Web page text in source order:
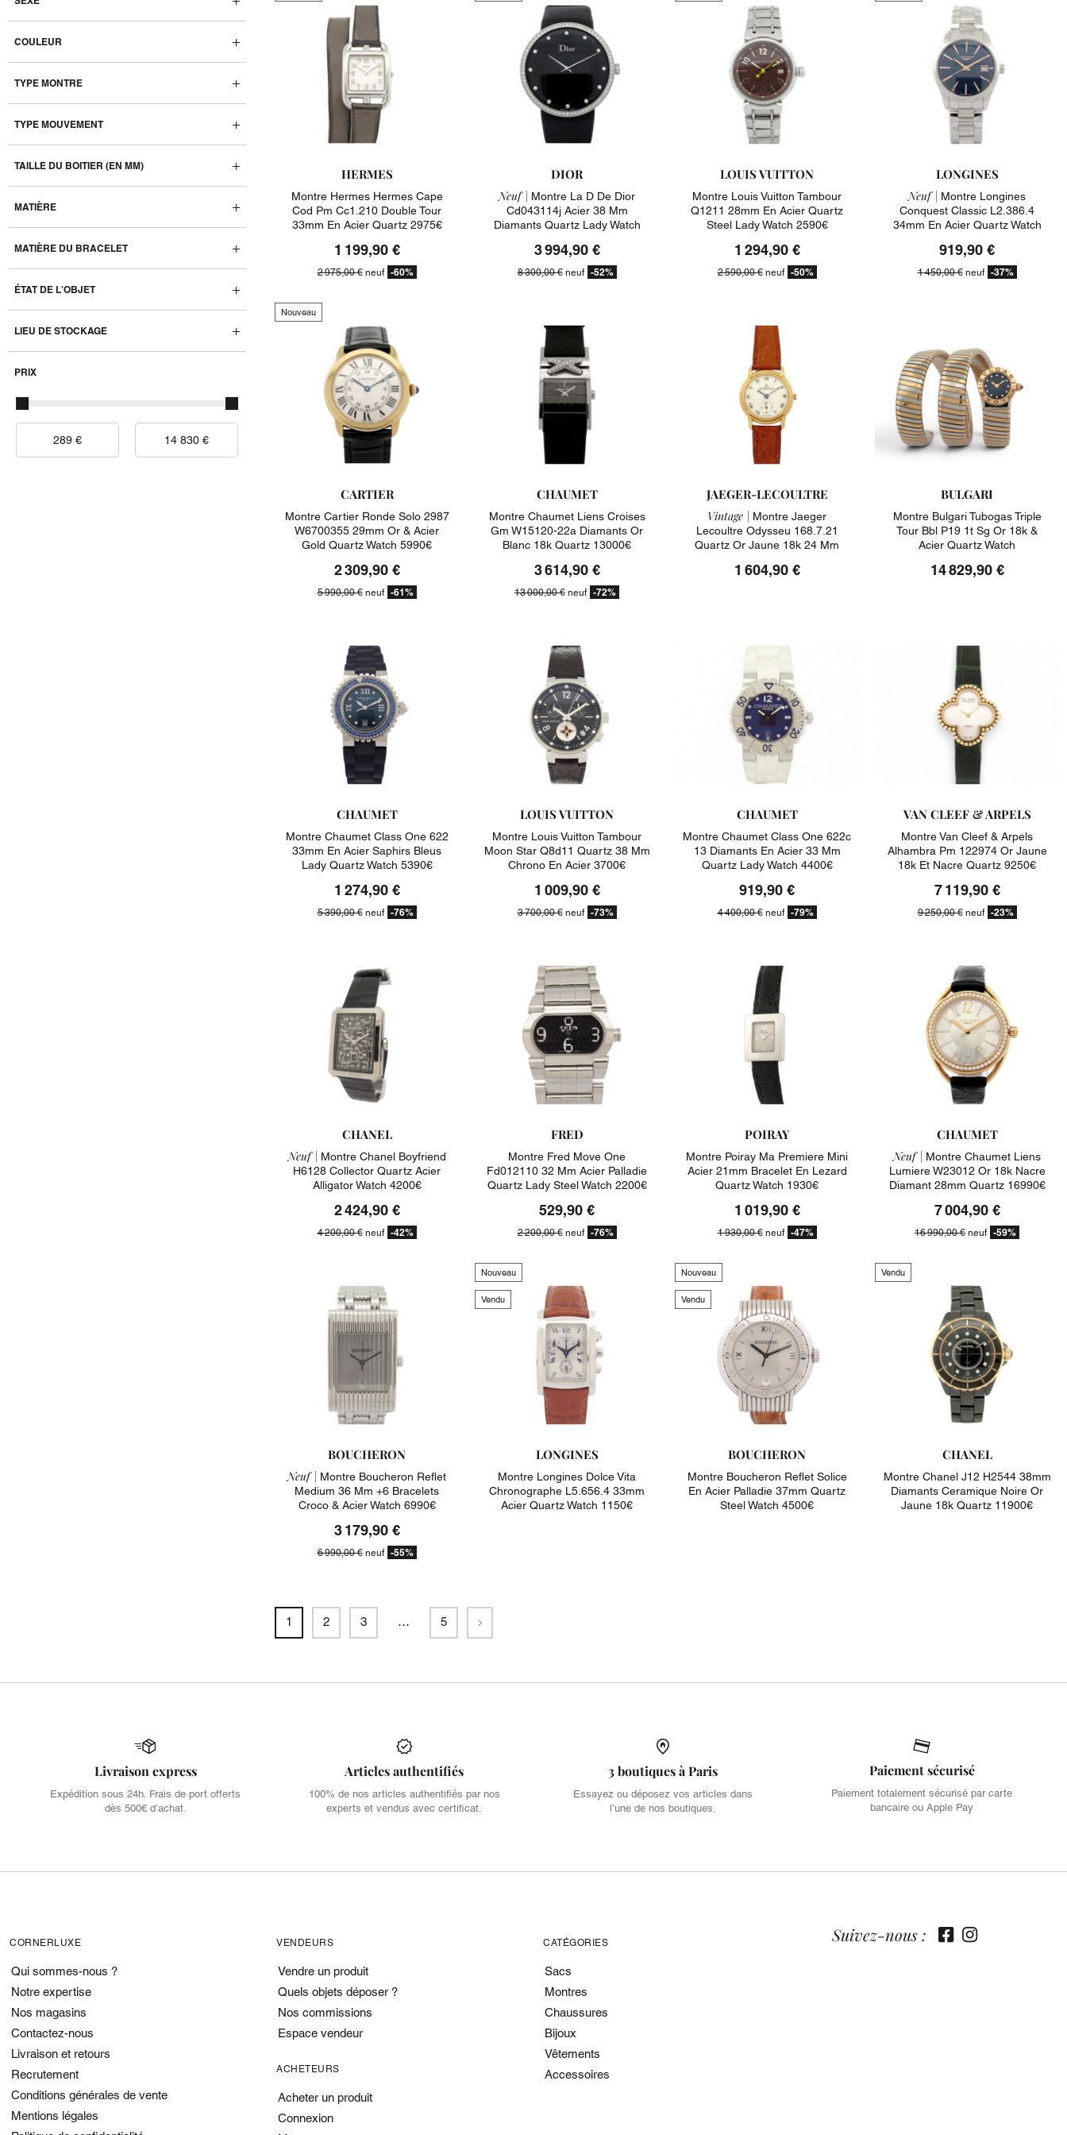
COULEUR
TYPE MONTRE
TYPE MOUVEMENT
TAILLE DU BOITIER (EN MM)
MATIÈRE
MATIÈRE DU BRACELET
ÉTAT DE L'OBJET
LIEU DE STOCKAGE
PRIX
HERMES
Montre Hermes Hermes Cape
Cod Pm Cc1.210 Double Tour
33mm En Acier Quartz 2975€
1 199,90 €
2 975,00 €neuf -60%
DIOR
Neuf | Montre La D De Dior
Cd043114j Acier 38 Mm
Diamants Quartz Lady Watch
3 994,90 €
8 300,00 €neuf -52%
LOUIS VUITTON
Montre Louis Vuitton Tambour
Q1211 28mm En Acier Quartz
Steel Lady Watch 2590€
1 294,90 €
2 590,00 €neuf -50%
LONGINES
Neuf | Montre Longines
Conquest Classic L2.386.4
34mm En Acier Quartz Watch
919,90 €
1 450,00 €neuf -37%
Nouveau
CARTIER
Montre Cartier Ronde Solo 2987
W6700355 29mm Or & Acier
Gold Quartz Watch 5990€
2 309,90 €
5 990,00 €neuf -61%
CHAUMET
Montre Chaumet Liens Croises
Gm W15120-22a Diamants Or
Blanc 18k Quartz 13000€
3 614,90 €
13 000,00 € neuf -72%
JAEGER-LECOULTRE
Vintage | Montre Jaeger
Lecoultre Odysseu 168.7.21
Quartz Or Jaune 18k 24 Mm
1 604,90 €
BULGARI
Montre Bulgari Tubogas Triple
Tour Bbl P19 1t Sg Or 18k &
Acier Quartz Watch
14 829,90 €
CHAUMET
Montre Chaumet Class One 622
33mm En Acier Saphirs Bleus
Lady Quartz Watch 5390€
1 274,90 €
5 390,00 €neuf -76%
LOUIS VUITTON
Montre Louis Vuitton Tambour
Moon Star Q8d11 Quartz 38 Mm
Chrono En Acier 3700€
1 009,90 €
3 700,00 €neuf -73%
CHAUMET
Montre Chaumet Class One 622c
13 Diamants En Acier 33 Mm
Quartz Lady Watch 4400€
919,90 €
4 400,00 €neuf -79%
VAN CLEEF & ARPELS
Montre Van Cleef & Arpels
Alhambra Pm 122974 Or Jaune
18k Et Nacre Quartz 9250€
7 119,90 €
9 250,00 €neuf -23%
CHANEL
Neuf | Montre Chanel Boyfriend
H6128 Collector Quartz Acier
Alligator Watch 4200€
2 424,90 €
4 200,00 €neuf -42%
FRED
Montre Fred Move One
Fd012110 32 Mm Acier Palladie
Quartz Lady Steel Watch 2200€
529,90 €
2 200,00 €neuf -76%
POIRAY
Montre Poiray Ma Premiere Mini
Acier 21mm Bracelet En Lezard
Quartz Watch 1930€
1 019,90 €
1 930,00 €neuf -47%
CHAUMET
Neuf | Montre Chaumet Liens
Lumiere W23012 Or 18k Nacre
Diamant 28mm Quartz 16990€
7 004,90 €
16 990,00 € neuf -59%
BOUCHERON
Neuf | Montre Boucheron Reflet
Medium 36 Mm +6 Bracelets
Croco & Acier Watch 6990€
3 179,90 €
6 990,00 €neuf -55%
Nouveau
Vendu
LONGINES
Montre Longines Dolce Vita
Chronographe L5.656.4 33mm
Acier Quartz Watch 1150€
Nouveau
Vendu
BOUCHERON
Montre Boucheron Reflet Solice
En Acier Palladie 37mm Quartz
Steel Watch 4500€
Vendu
CHANEL
Montre Chanel J12 H2544 38mm
Diamants Ceramique Noire Or
Jaune 18k Quartz 11900€
1 2 3 … 5 Suivant
Livraison express
Expédition sous 24h. Frais de port offerts
dès 500€ d’achat.
Articles authentifiés
100% de nos articles authentifiés par nos
experts et vendus avec certificat.
3 boutiques à Paris
Essayez ou déposez vos articles dans
l’une de nos boutiques.
Paiement sécurisé
Paiement totalement sécurisé par carte
bancaire ou Apple Pay
CORNERLUXE
Qui sommes-nous ?
Notre expertise
Nos magasins
Contactez-nous
Livraison et retours
Recrutement
Conditions générales de vente
Mentions légales
VENDEURS
Vendre un produit
Quels objets déposer ?
Nos commissions
Espace vendeur
ACHETEURS
Acheter un produit
Connexion
CATÉGORIES
Sacs
Montres
Chaussures
Bijoux
Vêtements
Accessoires
Suivez-nous :